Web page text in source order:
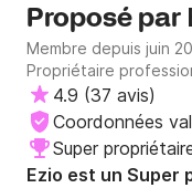
Proposé par
Membre depuis juin
Propriétaire
4.9 (37 avis)
Coordonnées
Super
Ezio est un Super